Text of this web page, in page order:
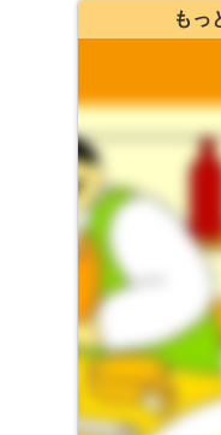
もっ